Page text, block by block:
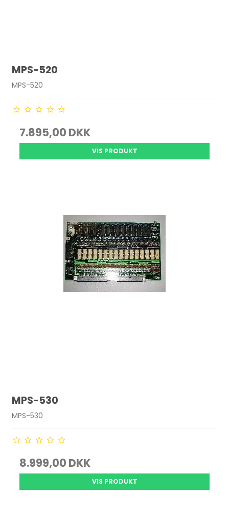
MPS-520
MPS-520
7.895,00 DKK
VIS PRODUKT
MPS-530
MPS-530
8.999,00 DKK
VIS PRODUKT